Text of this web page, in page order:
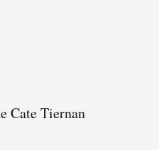
Cate Tiernan